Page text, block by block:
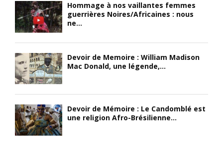
Hommage à nos vaillantes femmes
guerrières Noires/Africaines : nous
ne...
Devoir de Memoire : William Madison
Mac Donald, une légende,...
Devoir de Mémoire : Le Candomblé est
une religion Afro-Brésilienne...